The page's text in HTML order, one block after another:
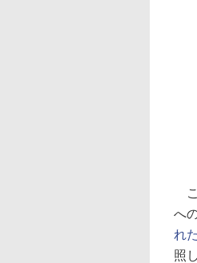
こ
へ
れ
照